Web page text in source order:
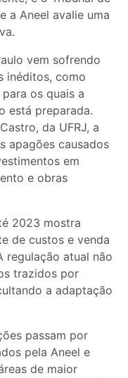
a Aneel avalie uma
vem sofrendo
inéditos, como
os quais a
está preparada.
da UFRJ, a
apagões causados
em
e obras
2023 mostra
de custos e venda
regulação atual não
trazidos por
a adaptação
passam por
pela Aneel e
de maior